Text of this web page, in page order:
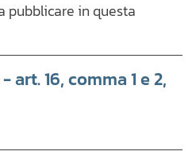
pubblicare in questa
16, comma 1 e 2,